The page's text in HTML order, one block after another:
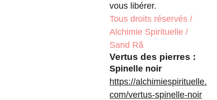
vous libérer.
Tous droits réservés /
Alchimie Spirituelle /
Sand Rã
Vertus des pierres :
Spinelle noir
https://alchimiespirituelle.
com/vertus-spinelle-noir